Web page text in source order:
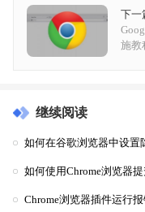
下一
施教
继续阅读
如何在谷歌浏览器中设置
Chrome浏览器插件运行